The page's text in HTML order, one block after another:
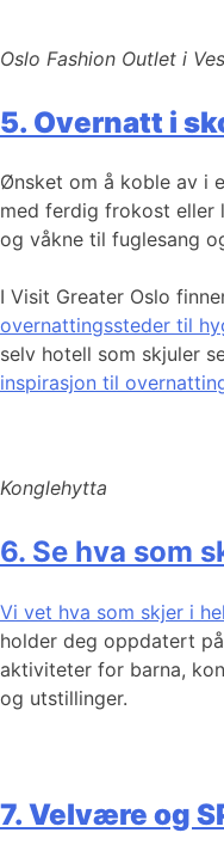
Oslo Fashion Outlet i
5. Overnatt i
Ønsket om å koble av i
med ferdig frokost eller
og våkne til fuglesang
I Visit Greater Oslo
overnattingssteder til
selv hotell som skjuler
inspirasjon til
Konglehytta
6. Se hva som
Vi vet hva som skjer i
holder deg oppdatert
aktiviteter for barna,
og utstillinger.
7. Velvære og